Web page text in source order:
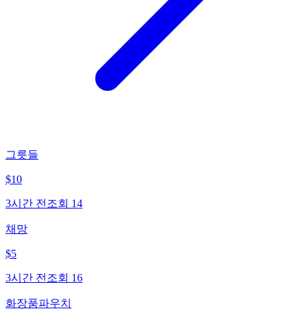
그릇들
$10
3시간 전 조회 14
채망
$5
3시간 전 조회 16
화장품파우치